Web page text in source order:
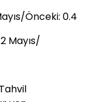
Önceki: 0.4
Mayıs/